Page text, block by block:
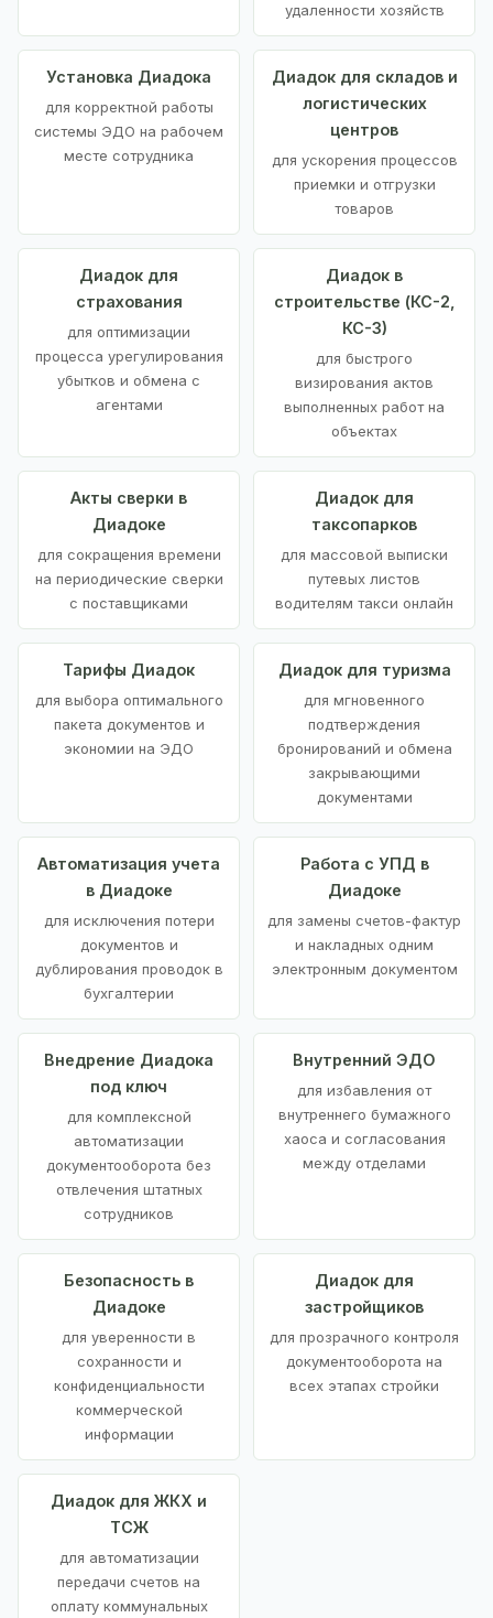
удаленности хозяйств
Установка Диадока
для корректной работы
системы ЭДО на рабочем
месте сотрудника
Диадок для складов и
логистических
центров
для ускорения процессов
приемки и отгрузки
товаров
Диадок для
страхования
для оптимизации
процесса урегулирования
убытков и обмена с
агентами
Диадок в
строительстве (КС-2,
КС-3)
для быстрого
визирования актов
выполненных работ на
объектах
Акты сверки в
Диадоке
для сокращения времени
на периодические сверки
с поставщиками
Диадок для
таксопарков
для массовой выписки
путевых листов
водителям такси онлайн
Тарифы Диадок
для выбора оптимального
пакета документов и
экономии на ЭДО
Диадок для туризма
для мгновенного
подтверждения
бронирований и обмена
закрывающими
документами
Автоматизация учета
в Диадоке
для исключения потери
документов и
дублирования проводок в
бухгалтерии
Работа с УПД в
Диадоке
для замены счетов-фактур
и накладных одним
электронным документом
Внедрение Диадока
под ключ
для комплексной
автоматизации
документооборота без
отвлечения штатных
сотрудников
Внутренний ЭДО
для избавления от
внутреннего бумажного
хаоса и согласования
между отделами
Безопасность в
Диадоке
для уверенности в
сохранности и
конфиденциальности
коммерческой
информации
Диадок для
застройщиков
для прозрачного контроля
документооборота на
всех этапах стройки
Диадок для ЖКХ и
ТСЖ
для автоматизации
передачи счетов на
оплату коммунальных